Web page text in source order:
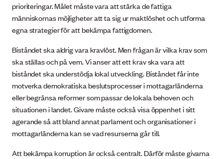
prioriteringar. Målet måste vara att stärka de fattiga
människornas möjligheter att ta sig ur maktlöshet och utforma
egna strategier för att bekämpa fattigdomen.
Biståndet ska aldrig vara kravlöst. Men frågan är vilka krav som
ska ställas och på vem. Vi anser att ett krav ska vara att
biståndet ska understödja lokal utveckling. Biståndet får inte
motverka demokratiska beslutsprocesser i mottagarländerna
eller begränsa reformer som passar de lokala behoven och
situationen i landet. Givare måste också visa öppenhet i sitt
agerande så att bland annat parlament och organisationer i
mottagarländerna kan se vad resurserna går till.
Att bekämpa korruption är också centralt. Därför måste givarna